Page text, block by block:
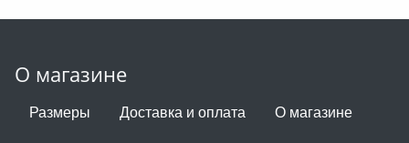
О магазине
Размеры Доставка и оплата
О магазине